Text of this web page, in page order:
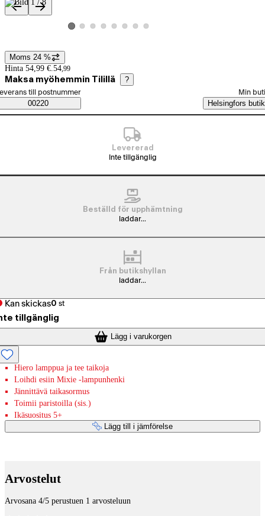
Produktbilder och videor
Visa produktbild 1
Visa produktbild 2
Visa produktbild 3
Visa produktbild 4
Visa produktbild 5
Visa produktbild 6
Visa produktbild 7
Visa produktbild 8
Prisinformation
Moms 24 %
Hinta 54,99 €. 54,99
Maksa myöhemmin Tilillä ?
Saatavuustiedot
beställningssätt
till postnummer
00220
Min
Helsingfors butik
Levererad
Inte tillgänglig
Beställd för upphämtning
laddar...
Från butikshyllan
laddar...
Kan skickas0 st
tillgänglig
Lägg i varukorgen
Hiero lamppua ja tee taikoja
Loihdi esiin Mixie -lampunhenki
Jännittävä taikasormus
Toimii paristoilla (sis.)
Ikäsuositus 5+
Lägg till i jämförelse
Arvostelut
Arvosana 4/5 perustuen 1 arvosteluun